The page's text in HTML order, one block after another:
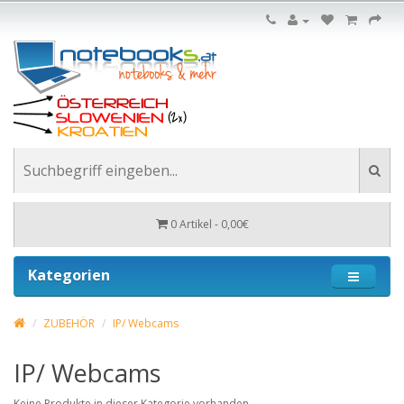
0 Artikel - 0,00€
Kategorien
ZUBEHÖR IP/ Webcams
IP/ Webcams